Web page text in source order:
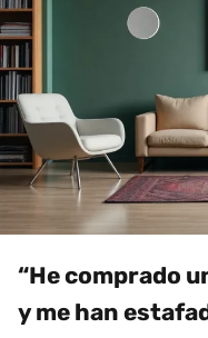
“He comprado
y me han